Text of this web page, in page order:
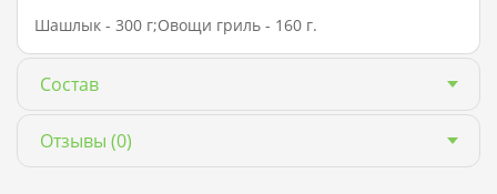
Шашлык - 300 г;Овощи гриль - 160 г.
Состав
Отзывы (0)